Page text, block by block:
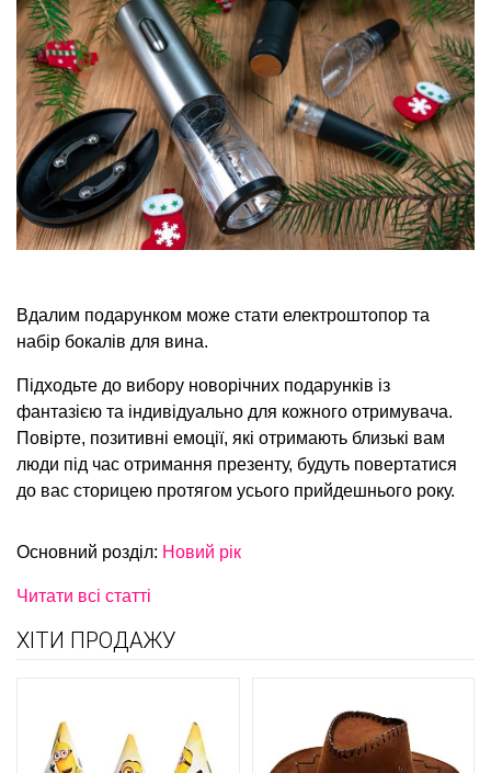
Вдалим подарунком може стати електроштопор та
набір бокалів для вина.
Підходьте до вибору новорічних подарунків із
фантазією та індивідуально для кожного отримувача.
Повірте, позитивні емоції, які отримають близькі вам
люди під час отримання презенту, будуть повертатися
до вас сторицею протягом усього прийдешнього року.
Основний розділ: Новий рік
Читати всі статті
ХІТИ ПРОДАЖУ